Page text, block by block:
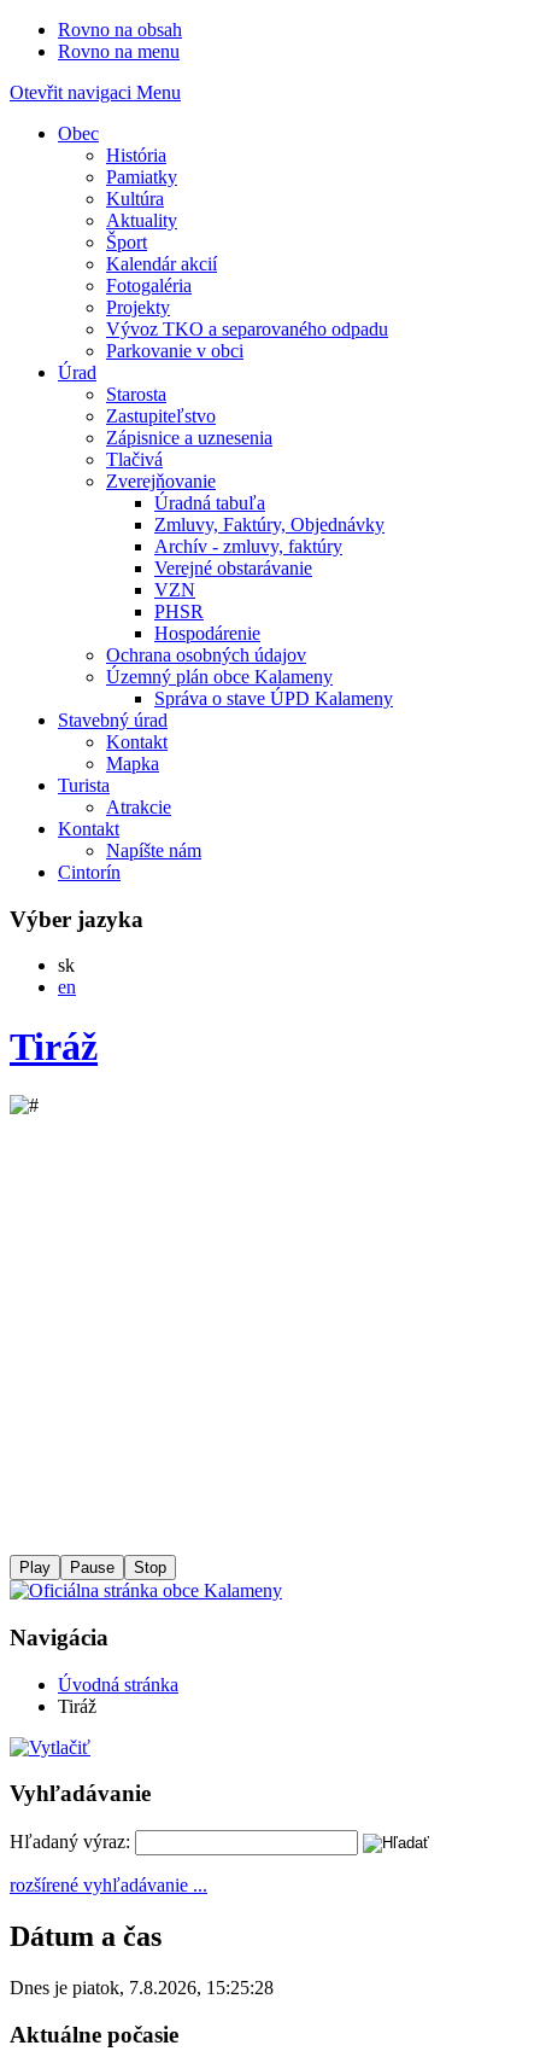
Rovno na obsah
Rovno na menu
Otevřit navigaci Menu
Obec
História
Pamiatky
Kultúra
Aktuality
Šport
Kalendár akcií
Fotogaléria
Projekty
Vývoz TKO a separovaného odpadu
Parkovanie v obci
Úrad
Starosta
Zastupiteľstvo
Zápisnice a uznesenia
Tlačivá
Zverejňovanie
Úradná tabuľa
Zmluvy, Faktúry, Objednávky
Archív - zmluvy, faktúry
Verejné obstarávanie
VZN
PHSR
Hospodárenie
Ochrana osobných údajov
Územný plán obce Kalameny
Správa o stave ÚPD Kalameny
Stavebný úrad
Kontakt
Mapka
Turista
Atrakcie
Kontakt
Napíšte nám
Cintorín
Výber jazyka
skSlovensky
en
Tiráž
Play Pause Stop
Navigácia
Úvodná stránka
Tiráž
Vyhľadávanie
Hľadaný výraz:
rozšírené vyhľadávanie ...
Dátum a čas
Dnes je piatok, 7.8.2026, 15:25:28
Aktuálne počasie